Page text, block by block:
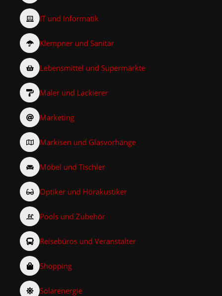
IT und Informatik
Klempner und Sanitär
Lebensmittel und Supermärkte
Maler und Lackierer
Marketing
Markisen und Glasvorhänge
Möbel und Tischler
Optiker und Hörakustiker
Pools und Zubehör
Reisebüros und Veranstalter
Shopping
Solarenergie